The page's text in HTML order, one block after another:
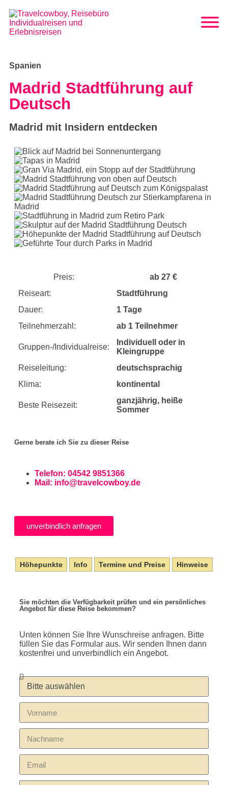
Spanien
Madrid Stadtführung auf
Deutsch
Madrid mit Insidern entdecken
Preis:
ab 27 €
Reiseart:
Stadtführung
Dauer:
1 Tage
Teilnehmerzahl:
ab 1 Teilnehmer
Gruppen-/Individualreise:
Individuell oder in
Kleingruppe
Reiseleitung:
deutschsprachig
Klima:
kontinental
Beste Reisezeit:
ganzjährig, heiße
Sommer
Gerne berate ich Sie zu dieser Reise
Telefon: 04542 9851366
Mail: info@travelcowboy.de
unverbindlich anfragen
Höhepunkte Info Termine und Preise Hinweise
Sie möchten die Verfügbarkeit prüfen und ein persönliches
Angebot für diese Reise bekommen?
Unten können Sie Ihre Wunschreise anfragen. Bitte
füllen Sie das Formular aus. Wir senden Ihnen dann
kostenfrei und unverbindlich ein Angebot.